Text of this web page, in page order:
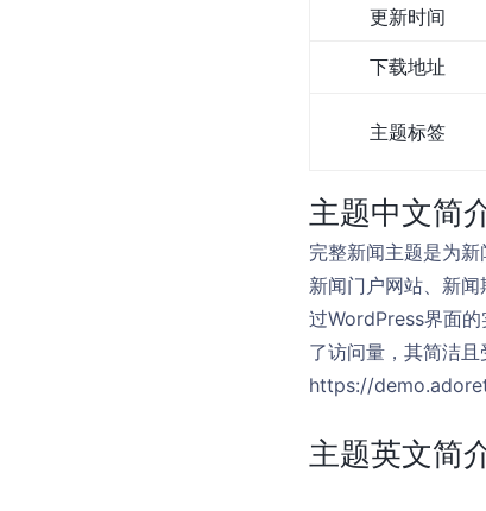
更新时间
下载地址
主题标签
主题中文简
完整新闻主题是为
新闻门户网站、新
过WordPress界面
了访问量，其简洁
https://
主题英文简